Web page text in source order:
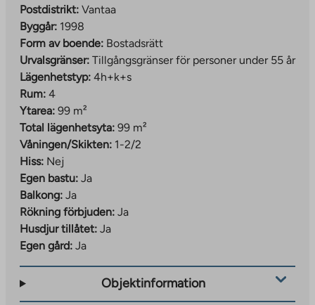
Postdistrikt: Vantaa
Byggår: 1998
Form av boende: Bostadsrätt
Urvalsgränser: Tillgångsgränser för personer under 55 år
Lägenhetstyp: 4h+k+s
Rum: 4
Ytarea: 99 m²
Total lägenhetsyta: 99 m²
Våningen/Skikten: 1-2/2
Hiss: Nej
Egen bastu: Ja
Balkong: Ja
Rökning förbjuden: Ja
Husdjur tillåtet: Ja
Egen gård: Ja
Objektinformation